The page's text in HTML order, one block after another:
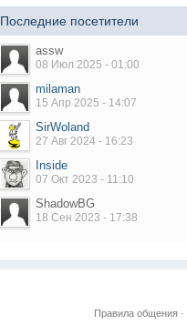
Последние посетители
assw
08 Июл 2025 - 01:00
milaman
15 Апр 2025 - 14:07
SirWoland
27 Авг 2024 - 16:23
Inside
07 Окт 2023 - 11:10
ShadowBG
18 Сен 2023 - 17:38
Правила общения·